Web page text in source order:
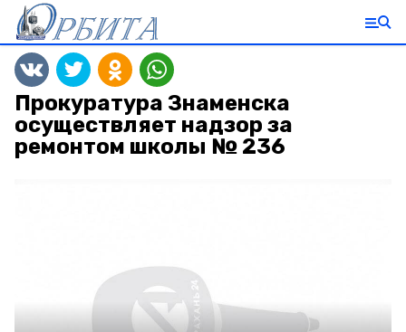
Прокуратура Знаменска
осуществляет надзор за
ремонтом школы № 236